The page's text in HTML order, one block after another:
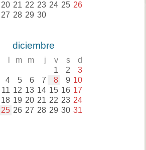
20 21 22 23 24 25 26
27 28 29 30
diciembre
m m j v s d
1 2 3
4 5 6 7 8 9 10
11 12 13 14 15 16 17
18 19 20 21 22 23 24
25 26 27 28 29 30 31